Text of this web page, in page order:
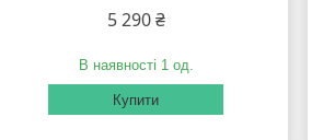
5 290 ₴
В наявності 1 од.
Купити